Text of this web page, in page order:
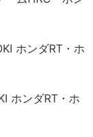
ホンダRT ・ホ
ホンダRT ・ホ